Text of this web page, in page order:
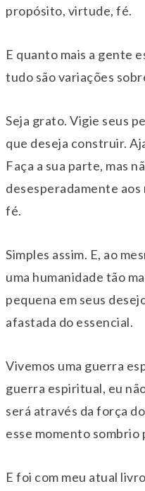
propósito, virtude, fé.
E quanto mais a gente
tudo são variações
Seja grato. Vigie seus
que deseja construir.
Faça a sua parte, mas
desesperadamente
fé.
Simples assim. E, ao
uma humanidade tão
pequena em seus
afastada do essencial.
Vivemos uma guerra
guerra espiritual, eu
será através da força
esse momento sombrio
E foi com meu atual